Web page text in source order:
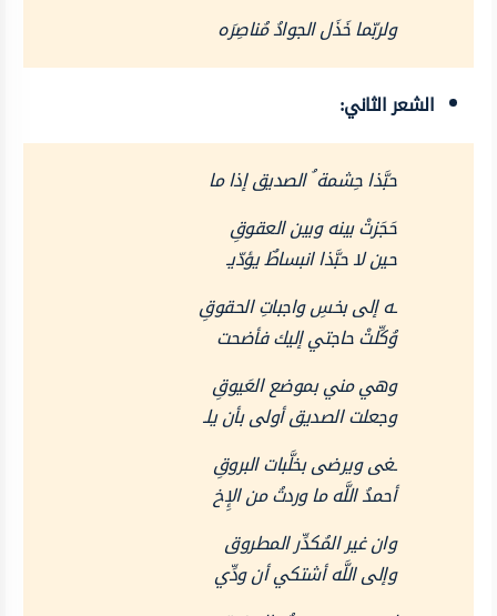
ولربّما خَذَل الجوادُ مُناصِرَه
الشعر الثاني:
حبَّذا حِشمة ُ الصديق إذا ما
حَجَزتْ بينه وبين العقوقِ
حين لا حبَّذا انبساطٌ يؤدّيـ
ـه إلى بخسِ واجباتِ الحقوقِ
وُكِّلتْ حاجتي إليك فأضحت
وهي مني بموضع العَيوقِ
وجعلت الصديق أولى بأن يلـ
ـغى ويرضى بخلَّبات البروقِ
أحمدُ اللَّه ما وردتُ من الإِخ
وان غير المُكدِّر المطروق
وإلى اللَّه أشتكي أن ودِّي